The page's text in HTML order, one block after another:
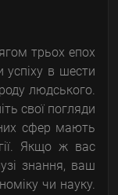
трьох епох
успіху в шести
людського.
свої погляди
сфер мають
Якщо ж вас
знання, ваш
чи науку.